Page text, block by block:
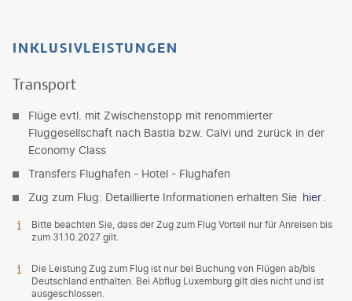
INKLUSIVLEISTUNGEN
Transport
Flüge evtl. mit Zwischenstopp mit renommierter
Fluggesellschaft nach Bastia bzw. Calvi und zurück in der
Economy Class
Transfers Flughafen - Hotel - Flughafen
Zug zum Flug: Detaillierte Informationen erhalten Sie hier
Bitte beachten Sie, dass der Zug zum Flug Vorteil nur für Anreisen bis
zum 31.10.2027 gilt.
Die Leistung Zug zum Flug ist nur bei Buchung von Flügen ab/bis
Deutschland enthalten. Bei Abflug Luxemburg gilt dies nicht und ist
ausgeschlossen.